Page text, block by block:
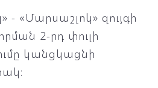
- «Մարսաշլոկ» զույգի
2-րդ փուլի
կանցկացնի